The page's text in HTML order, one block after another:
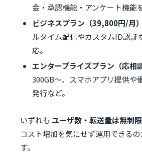
金・承認機能・アンケート機能
ビジネスプラン（39,800円/月）
ルタイム配信やカスタムID認証
応。
エンタープライズプラン（応相談
300GB〜、スマホアプリ提供や
発行など。
いずれも ユーザ数・転送量は無制限
コスト増加を気にせず運用できる
す。